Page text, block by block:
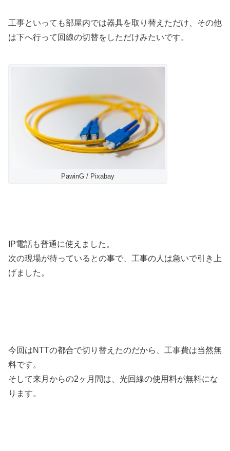
工事といっても部屋内では器具を取り替えただけ、その他
は下へ行って回線の切替をしただけみたいです。
PawinG / Pixabay
IP電話も普通に使えました。
次の現場が待っているとの事で、工事の人は急いで引き上
げました。
今回はNTTの都合で切り替えたのだから、工事費は当然無
料です。
そして来月からの2ヶ月間は、光回線の使用料が無料にな
ります。